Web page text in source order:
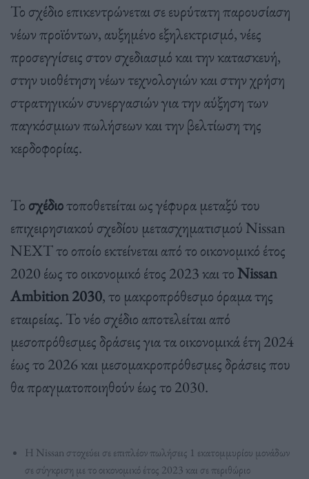
Το σχέδιο επικεντρώνεται σε ευρύτατη παρουσίαση
νέων προϊόντων, αυξημένο εξηλεκτρισμό, νέες
προσεγγίσεις στον σχεδιασμό και την κατασκευή,
στην υιοθέτηση νέων τεχνολογιών και στην χρήση
στρατηγικών συνεργασιών για την αύξηση των
παγκόσμιων πωλήσεων και την βελτίωση της
κερδοφορίας.
Το σχέδιοτοποθετείται ως γέφυρα μεταξύ του
επιχειρησιακού σχεδίου μετασχηματισμού Nissan
NEXT το οποίο εκτείνεται από το οικονομικό έτος
2020 έως το οικονομικό έτος 2023 και τοNissan
Ambition 2030, το μακροπρόθεσμο όραμα της
εταιρείας. Το νέο σχέδιο αποτελείται από
μεσοπρόθεσμες δράσεις για τα οικονομικά έτη 2024
έως το 2026 και μεσομακροπρόθεσμες δράσεις που
θα πραγματοποιηθούν έως το 2030.
Η Nissan στοχεύει σε επιπλέον πωλήσεις 1 εκατομμυρίου μονάδων
σε σύγκριση με το οικονομικό έτος 2023 και σε περιθώριο